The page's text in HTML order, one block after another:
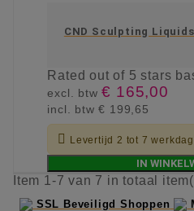
CND Sculpting
Ratedout of 5 stars
excl. btw€ 165,00
incl. btw€ 199,65
 Levertijd 2 tot 7
IN
Item 1-7 van 7 in totaal
SSL Beveiligd Shoppen